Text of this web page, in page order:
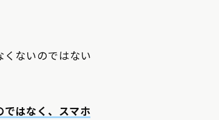
ないのではない
ではなく、スマホ